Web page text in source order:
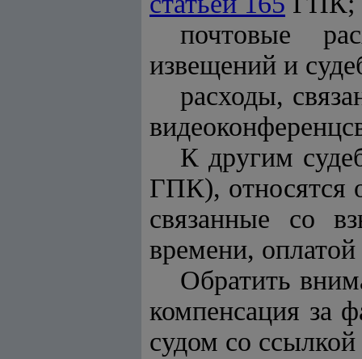
почтовые
извещений и
расходы,
К другим
ГПК), относятся
связанные со
времени,
Обратить
компенсация за
судом со